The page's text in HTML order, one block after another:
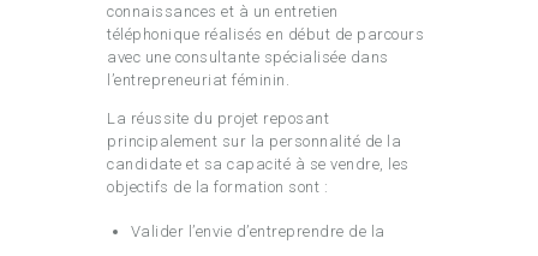
connaissances et à un entretien
téléphonique réalisés en début de parcours
avec une consultante spécialisée dans
l’entrepreneuriat féminin.
La réussite du projet reposant
principalement sur la personnalité de la
candidate et sa capacité à se vendre, les
objectifs de la formation sont :
Valider l’envie d’entreprendre de la